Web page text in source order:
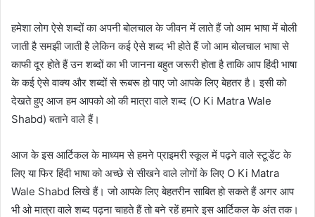
हमेशा लोग ऐसे शब्दों का अपनी बोलचाल के जीवन में लाते हैं जो आम भाषा में बोली
जाती है समझी जाती है लेकिन कई ऐसे शब्द भी होते हैं जो आम बोलचाल भाषा से
काफी दूर होते हैं उन शब्दों का भी जानना बहुत जरूरी होता है ताकि आप हिंदी भाषा
के कई ऐसे वाक्य और शब्दों से रूबरू हो पाए जो आपके लिए बेहतर है। इसी को
देखते हुए आज हम आपको ओ की मात्रा वाले शब्द (O Ki Matra Wale
Shabd) बताने वाले हैं।
आज के इस आर्टिकल के माध्यम से हमने प्राइमरी स्कूल में पढ़ने वाले स्टूडेंट के
लिए या फिर हिंदी भाषा को अच्छे से सीखने वाले लोगों के लिए O Ki Matra
Wale Shabd लिखे हैं। जो आपके लिए बेहतरीन साबित हो सकते हैं अगर आप
भी ओ मात्रा वाले शब्द पढ़ना चाहते हैं तो बने रहें हमारे इस आर्टिकल के अंत तक।